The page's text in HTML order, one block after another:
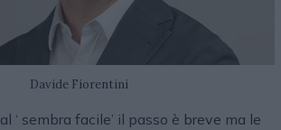
Davide Fiorentini
al ‘ sembra facile’ il passo è breve ma le